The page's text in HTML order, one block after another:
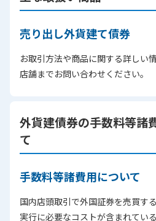
売り出し外貨建て債券
お取引方法や商品に関する詳しい
店舗までお問い合わせください。
外貨建債券の手数料等諸
て
手数料等諸費用について
国内店頭取引で外国証券を売買す
実行に必要なコストが含まれてい